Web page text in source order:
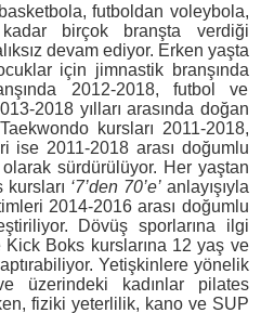
futboldan voleybola,
birçok branşta verdiği
devam ediyor. Erken yaşta
için jimnastik branşında
2012-2018, futbol ve
2018 yılları arasında doğan
kursları 2011-2018,
ise 2011-2018 arası doğumlu
olarak sürdürülüyor. Her yaştan
‘7’den 70’e’anlayışıyla
2014-2016 arası doğumlu
Dövüş sporlarına ilgi
Boks kurslarına 12 yaş ve
Yetişkinlere yönelik
üzerindeki kadınlar pilates
fiziki yeterlilik, kano ve SUP